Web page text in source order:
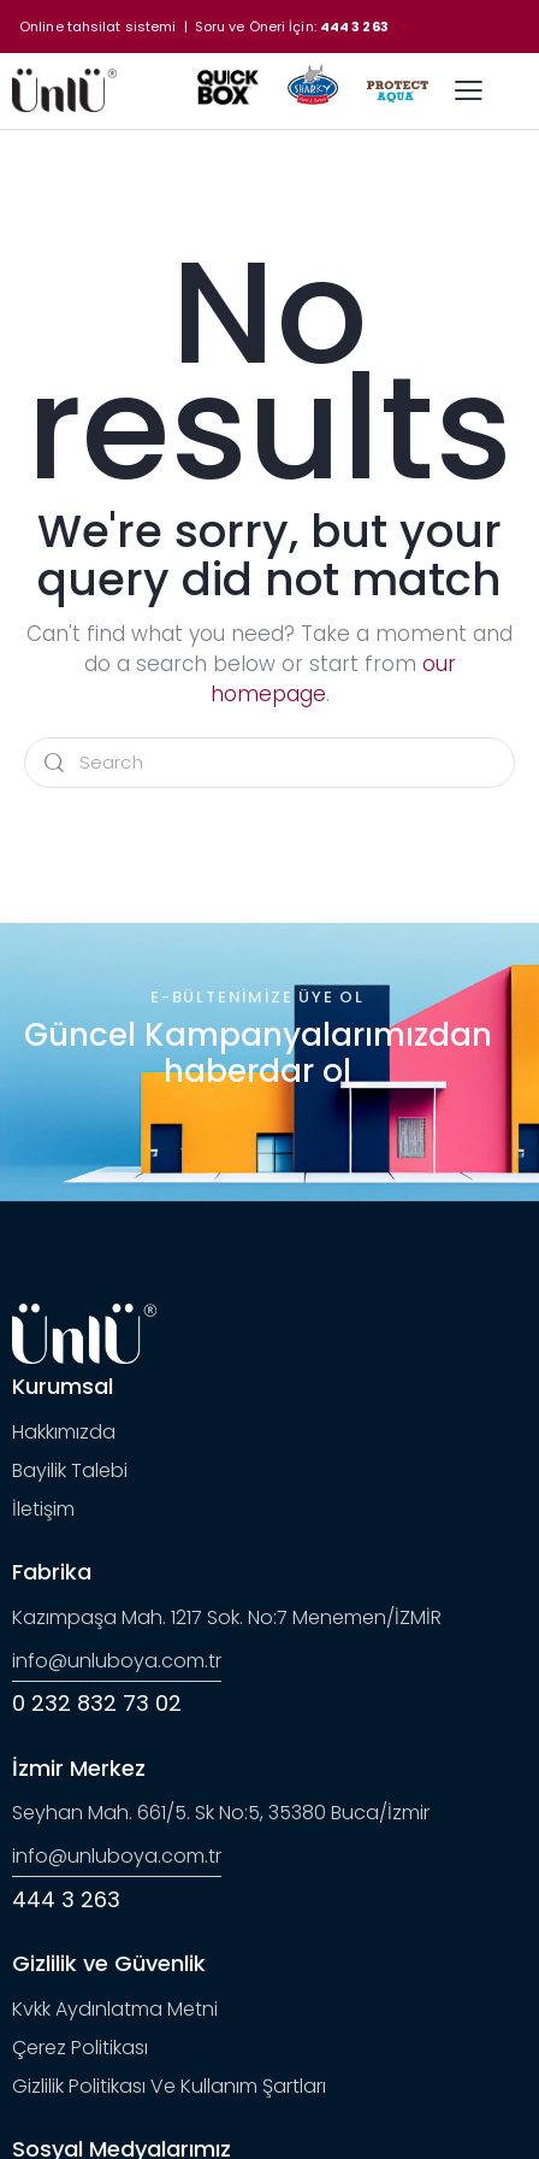
Online tahsilat sistemi | Soru ve Öneri İçin: 444 3 263
No
results
We're sorry, but your
query did not match
Can't find what you need? Take a moment and
do a search below or start from our
homepage.
E-BÜLTENIMIZE ÜYE OL
Güncel Kampanyalarımızdan
haberdar ol
Kurumsal
Hakkımızda
Bayilik Talebi
İletişim
Fabrika
Kazımpaşa Mah. 1217 Sok. No:7 Menemen/İZMİR
info@unluboya.com.tr
0 232 832 73 02
İzmir Merkez
Seyhan Mah. 661/5. Sk No:5, 35380 Buca/İzmir
info@unluboya.com.tr
444 3 263
Gizlilik ve Güvenlik
Kvkk Aydınlatma Metni
Çerez Politikası
Gizlilik Politikası Ve Kullanım Şartları
Sosyal Medyalarımız